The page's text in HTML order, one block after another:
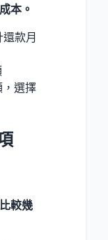
本。
款月
選擇
較幾